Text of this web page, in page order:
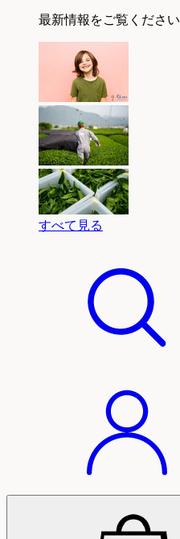
最新情報をご覧ください
すべて見る